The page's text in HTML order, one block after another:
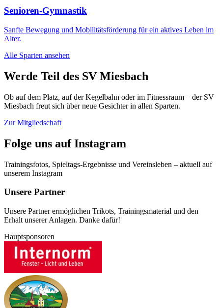
Senioren-Gymnastik
Sanfte Bewegung und Mobilitätsförderung für ein aktives Leben im
Alter.
Alle Sparten ansehen
Werde Teil des SV Miesbach
Ob auf dem Platz, auf der Kegelbahn oder im Fitnessraum – der SV
Miesbach freut sich über neue Gesichter in allen Sparten.
Zur Mitgliedschaft
Folge uns auf Instagram
Trainingsfotos, Spieltags-Ergebnisse und Vereinsleben – aktuell auf
unserem Instagram
Unsere Partner
Unsere Partner ermöglichen Trikots, Trainingsmaterial und den
Erhalt unserer Anlagen. Danke dafür!
Hauptsponsoren